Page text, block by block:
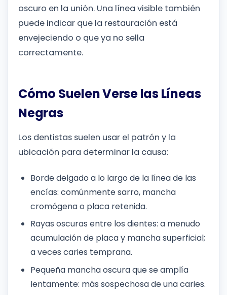
oscuro en la unión. Una línea visible también
puede indicar que la restauración está
envejeciendo o que ya no sella
correctamente.
Cómo Suelen Verse las Líneas
Negras
Los dentistas suelen usar el patrón y la
ubicación para determinar la causa:
Borde delgado a lo largo de la línea de las
encías: comúnmente sarro, mancha
cromógena o placa retenida.
Rayas oscuras entre los dientes: a menudo
acumulación de placa y mancha superficial;
a veces caries temprana.
Pequeña mancha oscura que se amplía
lentamente: más sospechosa de una caries.